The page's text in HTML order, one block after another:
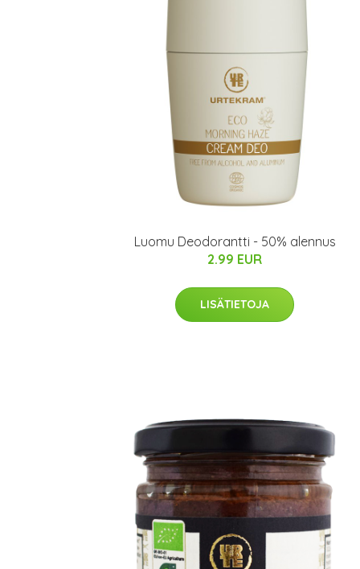
Luomu Deodorantti - 50% alennus
2.99 EUR
LISÄTIETOJA